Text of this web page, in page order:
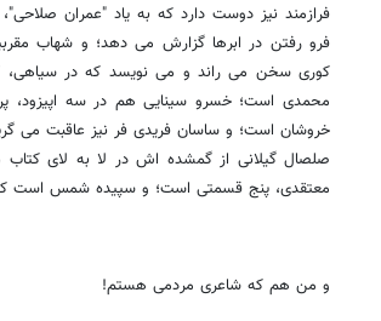
فرازمند نیز دوست دارد که به یاد "عمران
فرو رفتن در ابرها گزارش می دهد؛ و شهاب
کوری سخن می راند و می نویسد که در سیاهی،
محمدی است؛ خسرو سینایی هم در سه اپیزود،
خروشان است؛ و ساسان فریدی فر نیز عاقبت می
صلصال گیلانی از گمشده اش در لا به لای
معتقدی، پنج قسمتی است؛ و سپیده شمس است
و من هم که شاعری مردمی هستم!